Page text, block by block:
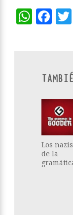
Los nazis
de la